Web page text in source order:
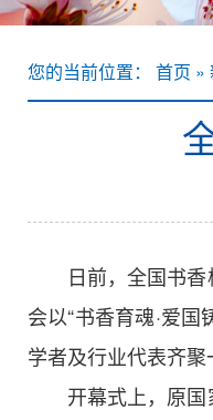
您的当前位置： 首页 »
日前，全国书香
会以“书香育魂·爱
学者及行业代表齐
开幕式上，原国